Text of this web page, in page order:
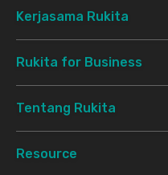
Kerjasama Rukita
Rukita for Business
Tentang Rukita
Resource